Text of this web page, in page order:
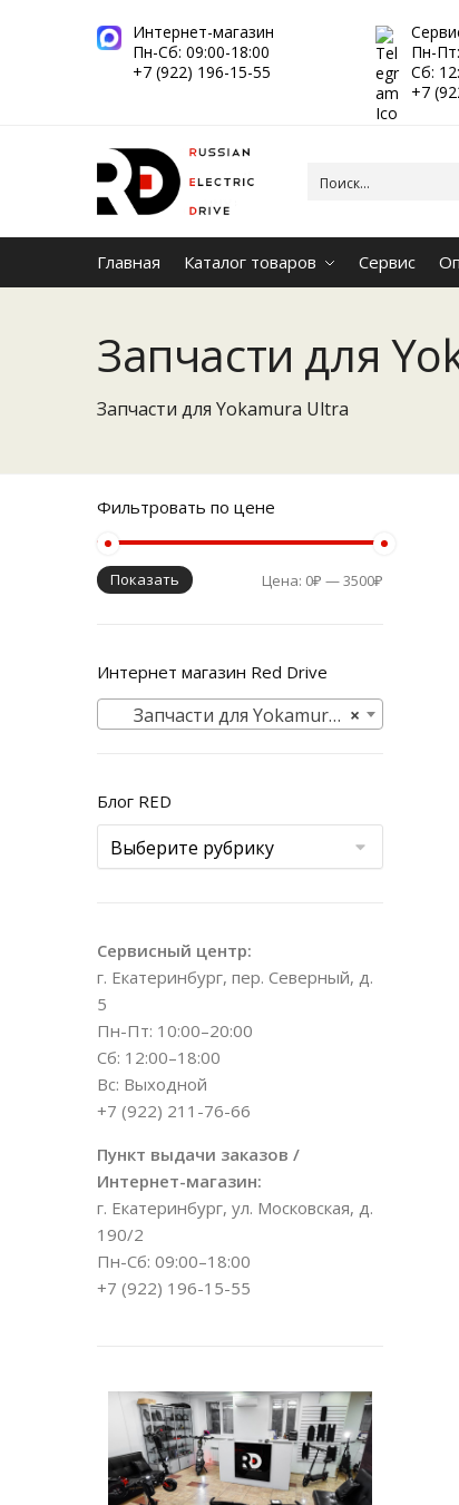
Интернет-магазин
Пн-Сб: 09:00-18:00
+7 (922) 196-15-55
Пн-
Сб:
+7
Главная Каталог товаров Сервис
Запчасти для
Запчасти для Yokamura Ultra
Фильтровать по цене
Показать Цена: 0₽ —3500₽
Интернет магазин Red Drive
×
Запчасти для Yokamura Ultra
Блог RED
Сервисный центр:
г. Екатеринбург, пер. Северный, д.
5
Пн-Пт: 10:00–20:00
Сб: 12:00–18:00
Вс: Выходной
+7 (922) 211-76-66
Пункт выдачи заказов /
Интернет-магазин:
г. Екатеринбург, ул. Московская, д.
190/2
Пн-Сб: 09:00–18:00
+7 (922) 196-15-55